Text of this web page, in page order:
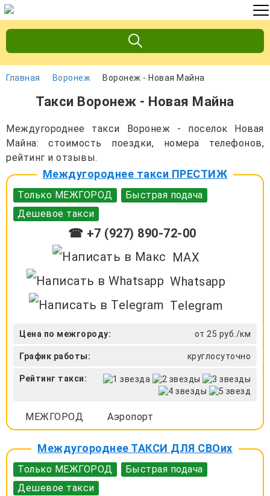
Главная Воронеж Воронеж - Новая Майна
Такси Воронеж - Новая Майна
Междугороднее такси Воронеж - поселок Новая
Майна: стоимость поездки, номера телефонов,
рейтинг и отзывы.
Междугороднее такси ПРЕСТИЖ
Только МЕЖГОРОД
Быстрая подача
Дешевое такси
☎ +7 (927) 890-72-00
MAX
Whatsapp
Telegram
Цена по межгороду: от 25 руб./км
График работы: круглосуточно
Рейтинг такси:
МЕЖГОРОД Аэропорт
Междугороднее ТАКСИ ДЛЯ СВОих
Только МЕЖГОРОД
Быстрая подача
Дешевое такси